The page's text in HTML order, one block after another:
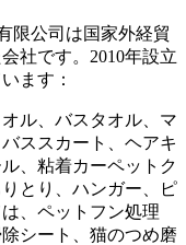
公司は国家外経貿
社です。2010年設立
ます：
ル、バスタオル、マ
ススカート、ヘアキ
、粘着カーペットク
とり、ハンガー、ピ
、ペットフン処理
シート、猫のつめ磨